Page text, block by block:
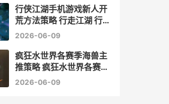
行侠江湖手机游戏新人开
荒方法策略 行走江湖 行侠
仗义
2026-06-09
疯狂水世界各赛季海兽主
推策略 疯狂水世界各赛季
英雄一览表最新
2026-06-09